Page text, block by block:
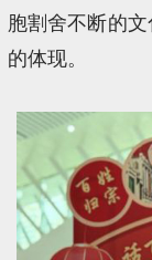
胞割舍不断的
的体现。